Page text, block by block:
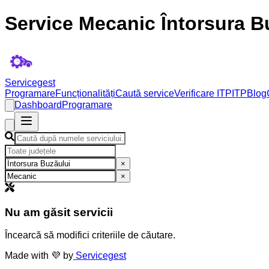
Service Mecanic Întorsura
Servicegest
ProgramareFuncționalitățiCaută serviceVerificare ITP ITPBlog
Dashboard Programare
×
×
Nu am găsit servicii
Încearcă să modifici criteriile de căutare.
Made with 💜 by Servicegest